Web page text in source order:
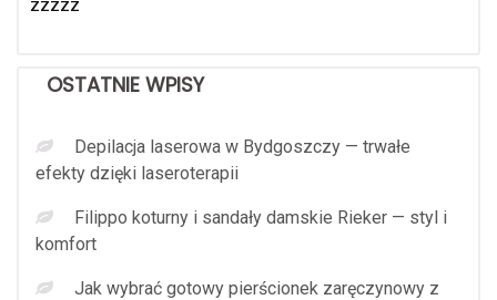
zzzzz
OSTATNIE WPISY
Depilacja laserowa w Bydgoszczy — trwałe
efekty dzięki laseroterapii
Filippo koturny i sandały damskie Rieker — styl i
komfort
Jak wybrać gotowy pierścionek zaręczynowy z